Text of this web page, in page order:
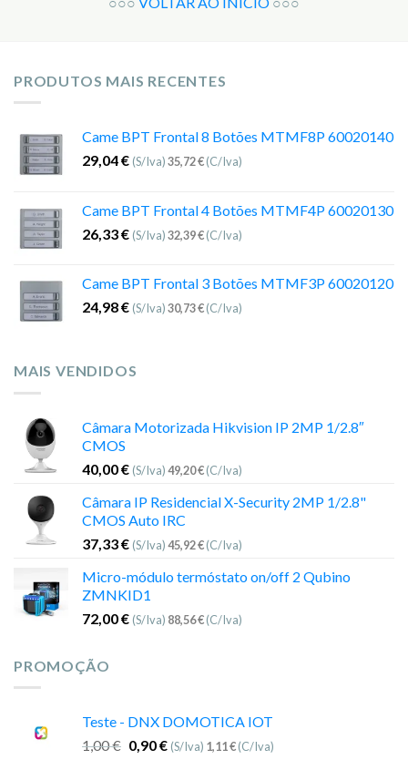
PRODUTOS MAIS RECENTES
Came BPT Frontal 8 Botões MTMF8P 60020140
29,04€ (S/Iva)35,72€(C/Iva)
Came BPT Frontal 4 Botões MTMF4P 60020130
26,33€ (S/Iva)32,39€(C/Iva)
Came BPT Frontal 3 Botões MTMF3P 60020120
24,98€ (S/Iva)30,73€(C/Iva)
MAIS VENDIDOS
Câmara Motorizada Hikvision IP 2MP 1/2.8″
CMOS
40,00€ (S/Iva)49,20€(C/Iva)
Câmara IP Residencial X-Security 2MP 1/2.8"
CMOS Auto IRC
37,33€ (S/Iva)45,92€(C/Iva)
Micro-módulo termóstato on/off 2 Qubino
ZMNKID1
72,00€ (S/Iva) 88,56€(C/Iva)
PROMOÇÃO
Teste - DNX DOMOTICA IOT
1,00€ 0,90€ (S/Iva) 1,11€(C/Iva)